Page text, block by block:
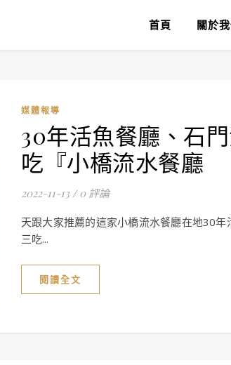
首頁 關於
媒體報導
30年活魚餐廳、石
吃『小橋流水餐廳
2022-11-13 / 0 評論
天跟大家推薦的這家小橋流水餐廳在地30年
三吃...
閱讀全文